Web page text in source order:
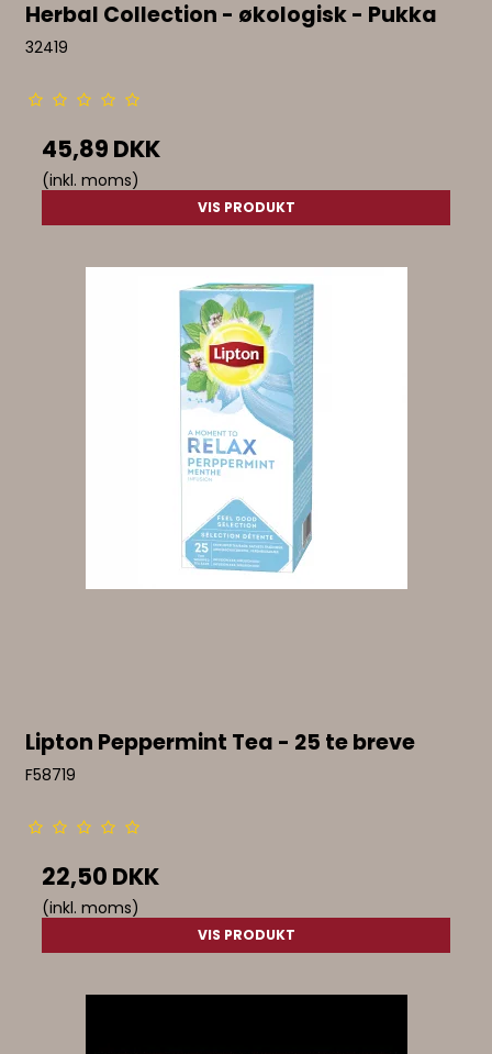
Herbal Collection - økologisk - Pukka
32419
45,89 DKK
(inkl. moms)
VIS PRODUKT
Lipton Peppermint Tea - 25 te breve
F58719
22,50 DKK
(inkl. moms)
VIS PRODUKT